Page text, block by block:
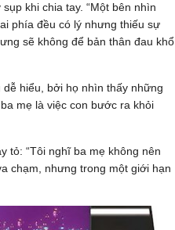
khi chia tay. “Một bên nhìn
phía đều có lý nhưng thiếu sự
sẽ không để bản thân đau khổ
hiểu, bởi họ nhìn thấy những
mẹ là việc con bước ra khỏi
tỏ: “Tôi nghĩ ba mẹ không nên
chạm, nhưng trong một giới hạn